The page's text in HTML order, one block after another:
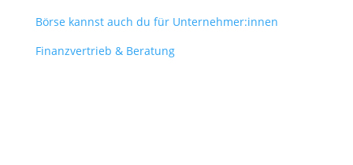
Börse kannst auch du für Unternehmer:innen
Finanzvertrieb & Beratung